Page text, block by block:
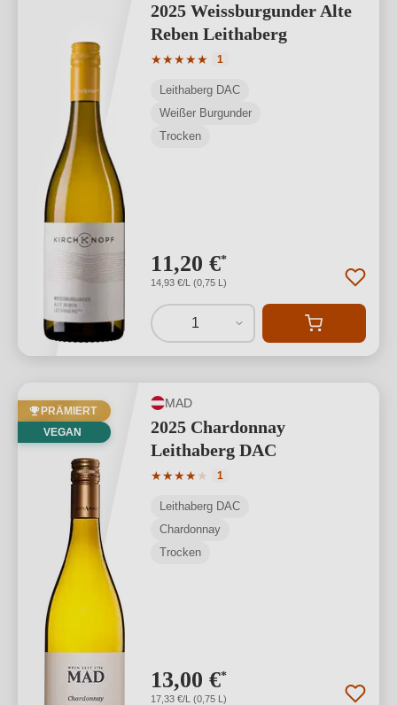
2025 Weissburgunder Alte
Reben Leithaberg
★★★★★
Durchschnittliche Bewertung von 5
1
Leithaberg DAC
Weißer Burgunder
Trocken
11,20 €*
14,93 €/L (0,75 L)
1
PRÄMIERT
VEGAN
MAD
2025 Chardonnay
Leithaberg DAC
★★★★★
Durchschnittliche Bewertung von 4
1
Leithaberg DAC
Chardonnay
Trocken
13,00 €*
17,33 €/L (0,75 L)